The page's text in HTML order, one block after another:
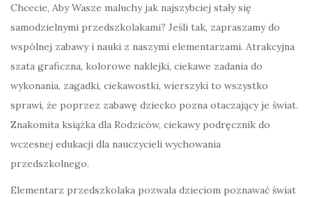
wynosiła:
12,99 zł.
wynosi:
8,00 zł.
Chcecie, Aby Wasze maluchy jak najszybciej stały się
samodzielnymi przedszkolakami? Jeśli tak, zapraszamy do
wspólnej zabawy i nauki z naszymi elementarzami. Atrakcyjna
szata graficzna, kolorowe naklejki, ciekawe zadania do
wykonania, zagadki, ciekawostki, wierszyki to wszystko
sprawi, że poprzez zabawę dziecko pozna otaczający je świat.
Znakomita książka dla Rodziców, ciekawy podręcznik do
wczesnej edukacji dla nauczycieli wychowania
przedszkolnego.
Elementarz przedszkolaka pozwala dzieciom poznawać świat